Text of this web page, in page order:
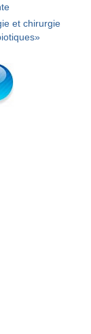
et chirurgie